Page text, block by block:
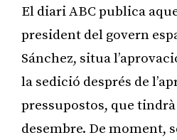
El diari ABC publica
president del govern
Sánchez, situa
la sedició després de
pressupostos, que
desembre. De moment,